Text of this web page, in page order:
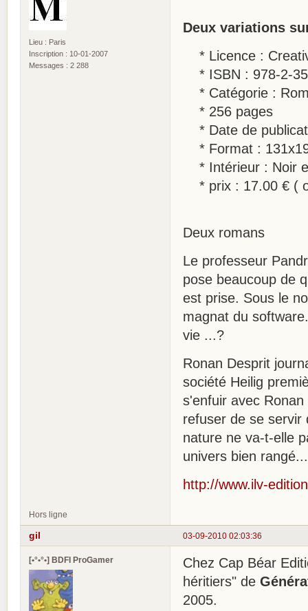
Lieu : Paris
Inscription : 10-01-2007
Messages : 2 288
Deux variations
* Licence :
* ISBN : 978-2-
* Catégorie :
* 256 pages
* Date de
* Format :
* Intérieur : Noir
* prix : 17.00 € (
Deux romans
Le professeur
pose beaucoup de
est prise. Sous le
magnat du
vie ...?
Ronan Desprit
société Heilig
s'enfuir avec
refuser de se servir
nature ne va-t-elle
univers bien
http://www.ilv-
Hors ligne
03-09-2010 02:03:36
gil
[•°•°•] BDFI ProGamer
Chez Cap Béar
héritiers" de
2005.